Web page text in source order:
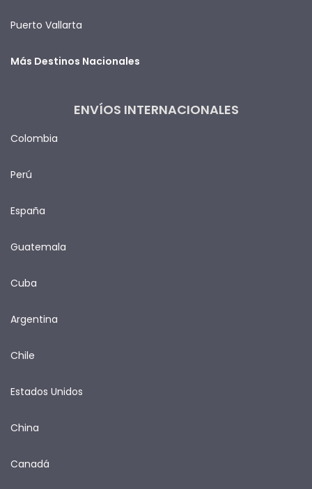
Puerto Vallarta
Más Destinos Nacionales
ENVÍOS INTERNACIONALES
Colombia
Perú
España
Guatemala
Cuba
Argentina
Chile
Estados Unidos
China
Canadá